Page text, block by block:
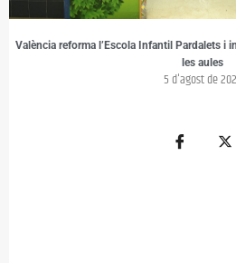
València reforma l’Escola Infantil Pardalets i
les aules
5 d'agost de